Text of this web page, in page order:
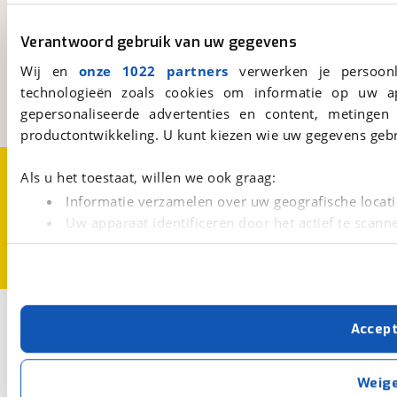
Verantwoord gebruik van uw gegevens
Wij en onze 1022 partners verwerken je
technologieën zoals cookies om informatie op
gepersonaliseerde advertenties en content,
productontwikkeling. U kunt kiezen wie uw gegevens
Als u het toestaat, willen we ook graag:
Informatie verzamelen over uw geografische
Uw apparaat identificeren door het actief te
Lees meer over hoe uw persoonlijke gegevens worden
Met cookies en vergelijkbare technieken zorgen we
cookies zorgen ervoor dat de website goed werkt.
verbeteren. We tonen je graag relevante advertenties
buiten onze website volgt – uiteraard op
viaBOVAG.nl
3981 AJ
Bunnik
Een initiatief van
BOVAG
CookievoorkeurenVacatures